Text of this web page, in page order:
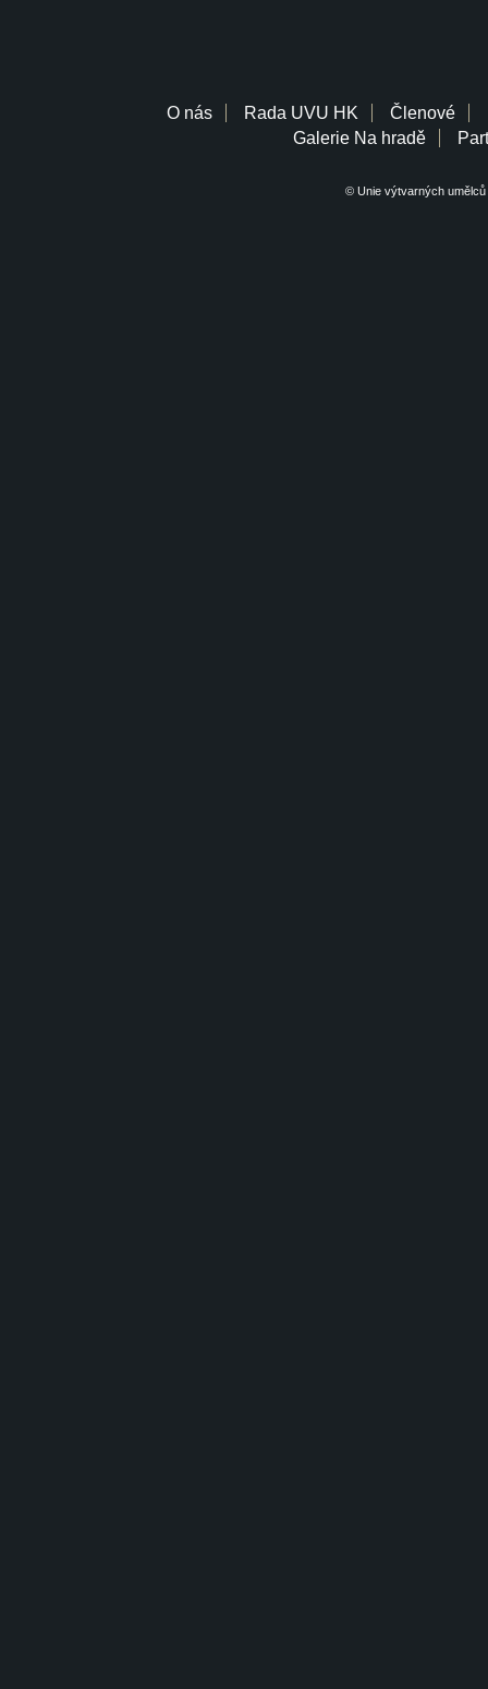
O nás Rada UVU HK Členové
Galerie Na hradě
© Unie výtvarných